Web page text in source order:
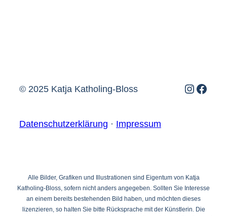
© 2025 Katja Katholing-Bloss
Datenschutzerklärung · Impressum
Alle Bilder, Grafiken und Illustrationen sind Eigentum von Katja
Katholing-Bloss, sofern nicht anders angegeben. Sollten Sie Interesse
an einem bereits bestehenden Bild haben, und möchten dieses
lizenzieren, so halten Sie bitte Rücksprache mit der Künstlerin. Die